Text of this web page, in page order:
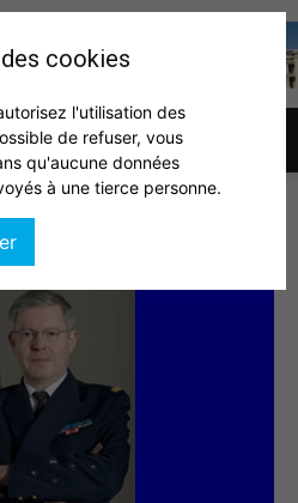
Association
auditeurs
IHEDN
cookies
l'utilisation des
de refuser, vous
qu'aucune données
à une tierce personne.